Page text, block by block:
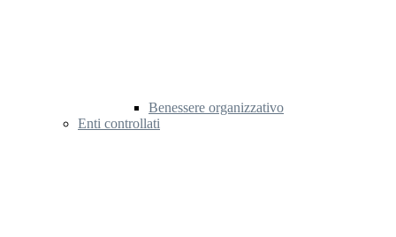
Benessere organizzativo
Enti controllati